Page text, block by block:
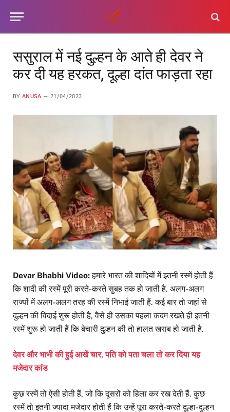
ससुराल में नई दुल्हन के आते ही देवर ने
कर दी यह हरकत, दूल्हा दांत फाड़ता रहा
BY ANUSA 21/04/2023
Devar Bhabhi Video:हमारे भारत की शादियों में इतनी रस्में होती हैं
कि शादी की रस्में पूरी करते-करते सुबह तक हो जाती है. अलग-अलग
राज्यों में अलग-अलग तरह की रस्में निभाई जाती हैं. कई बार तो जहां से
दुल्हन की विदाई शुरू होती है, वैसे ही उसका पहला कदम रखते ही इतनी
रस्में शुरू हो जाती हैं कि बेचारी दुल्हन की तो हालत खराब हो जाती है.
देवर और भाभी की हुई आखें चार, पति को पता चला तो कर दिया यह
मजेदार कांड
कुछ रस्में तो ऐसी होती हैं, जो कि दूसरों को हिला कर रख देती हैं. कुछ
रस्में तो इतनी ज्यादा मजेदार होती हैं कि उन्हें पूरा करते-करते दूल्हा-दुल्हन